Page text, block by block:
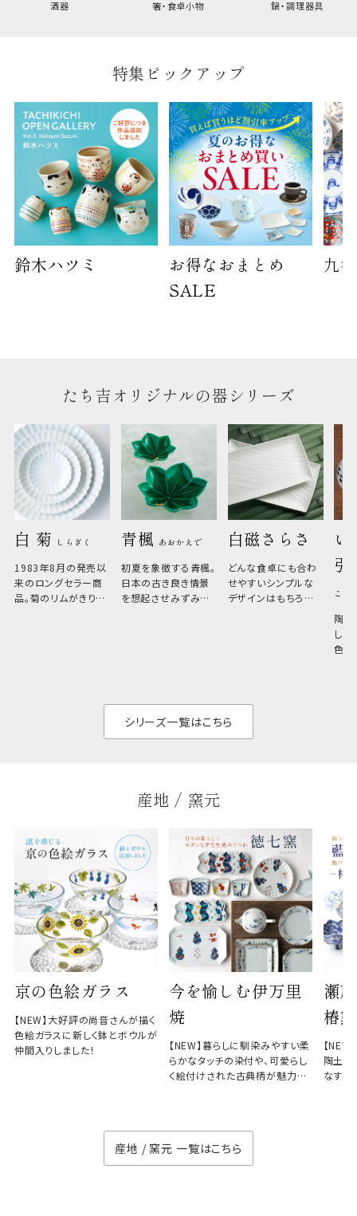
酒器 箸・食卓小物 鍋・調理器具
特集ピックアップ
鈴木ハツミ
お得なおまとめ
SALE
九
たち吉オリジナルの器シリーズ
白 菊 しらぎく
1983年8月の発売以
来のロングセラー商
品。菊のリムがきりっ
青楓 あおかえで
初夏を象徴する青楓。
日本の古き良き情景
を想起させみずみず
白磁さらさ
どんな食卓にも合わ
せやすいシンプルな
デザインはもちろん、
い
こひ
陶器
しい
色の
シリーズ一覧はこちら
産地 / 窯元
京の色絵ガラス
【NEW】大好評の尚音さんが描く
色絵ガラスに新しく鉢とボウルが
仲間入りしました！
今を愉しむ伊万里
焼
【NEW】暮らしに馴染みやすい柔
らかなタッチの染付や、可愛らし
く絵付けされた古典柄が魅力の
瀬
椿窯
【
陶土と
なす、
産地 / 窯元 一覧はこちら